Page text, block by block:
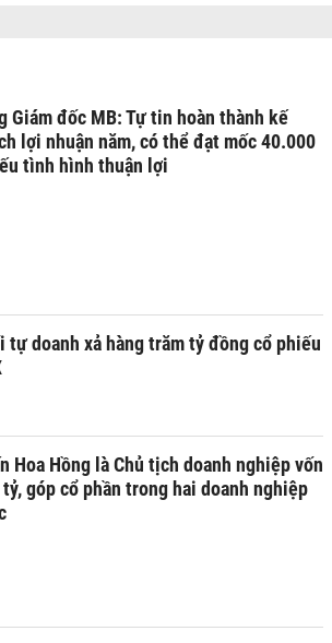
Giám đốc MB: Tự tin hoàn thành kế
lợi nhuận năm, có thể đạt mốc 40.000
tình hình thuận lợi
tự doanh xả hàng trăm tỷ đồng cổ phiếu
Hoa Hồng là Chủ tịch doanh nghiệp vốn
tỷ, góp cổ phần trong hai doanh nghiệp